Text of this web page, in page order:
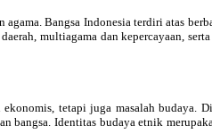
Bangsa Indonesia terdiri atas
multiagama dan kepercayaan,
tetapi juga masalah budaya.
bangsa. Identitas budaya etnik